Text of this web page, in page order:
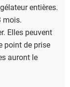
entières.
mois.
Elles peuvent
point de prise
auront le